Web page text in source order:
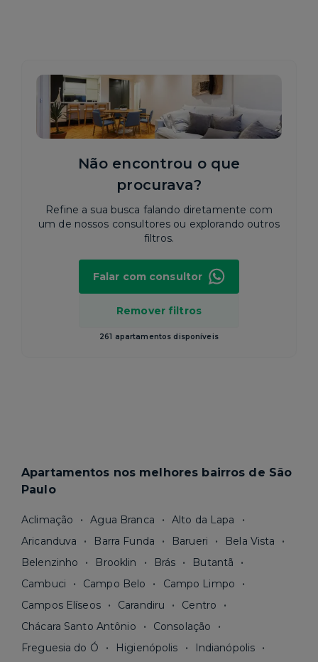
Não encontrou o que
procurava?
Refine a sua busca falando diretamente com
um de nossos consultores ou explorando outros
filtros.
Remover filtros
261 apartamentos disponíveis
Falar com consultor
Apartamentos nos melhores bairros de São
Paulo
Aclimação Agua Branca
Alto da Lapa
Aricanduva
Barra Funda Barueri
Bela Vista
Belenzinho
Brooklin Brás
Butantã
Cambuci
Campo Belo
Campo Limpo
Campos Elíseos
Carandiru
Centro
Chácara Santo Antônio
Consolação
Freguesia do Ó
Higienópolis
Indianópolis